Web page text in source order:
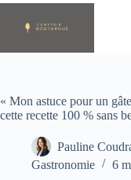
Passer
contenu
« Mon astuce pour un
cette recette 100 % sans
Pauline
Gastronomie
6